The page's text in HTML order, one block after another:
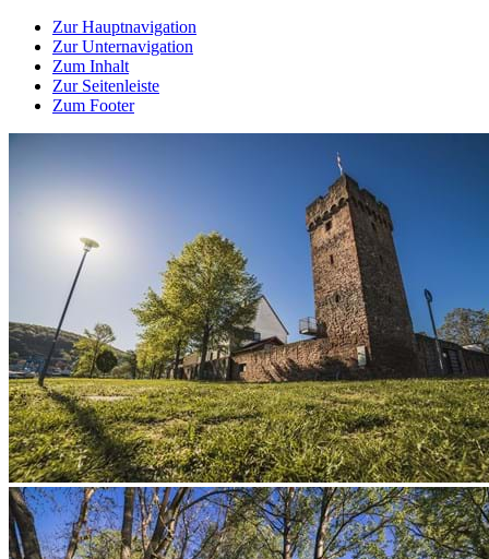
Zur Hauptnavigation
Zur Unternavigation
Zum Inhalt
Zur Seitenleiste
Zum Footer